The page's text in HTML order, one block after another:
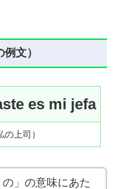
文）
es mi jefa
上司）
の」の意味にあた